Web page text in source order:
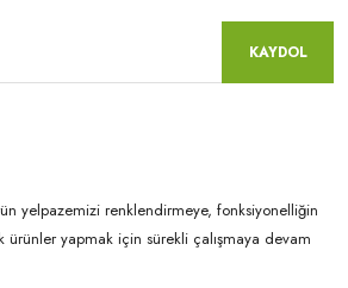
KAYDOL
yelpazemizi renklendirmeye, fonksiyonelliğin
ürünler yapmak için sürekli çalışmaya devam